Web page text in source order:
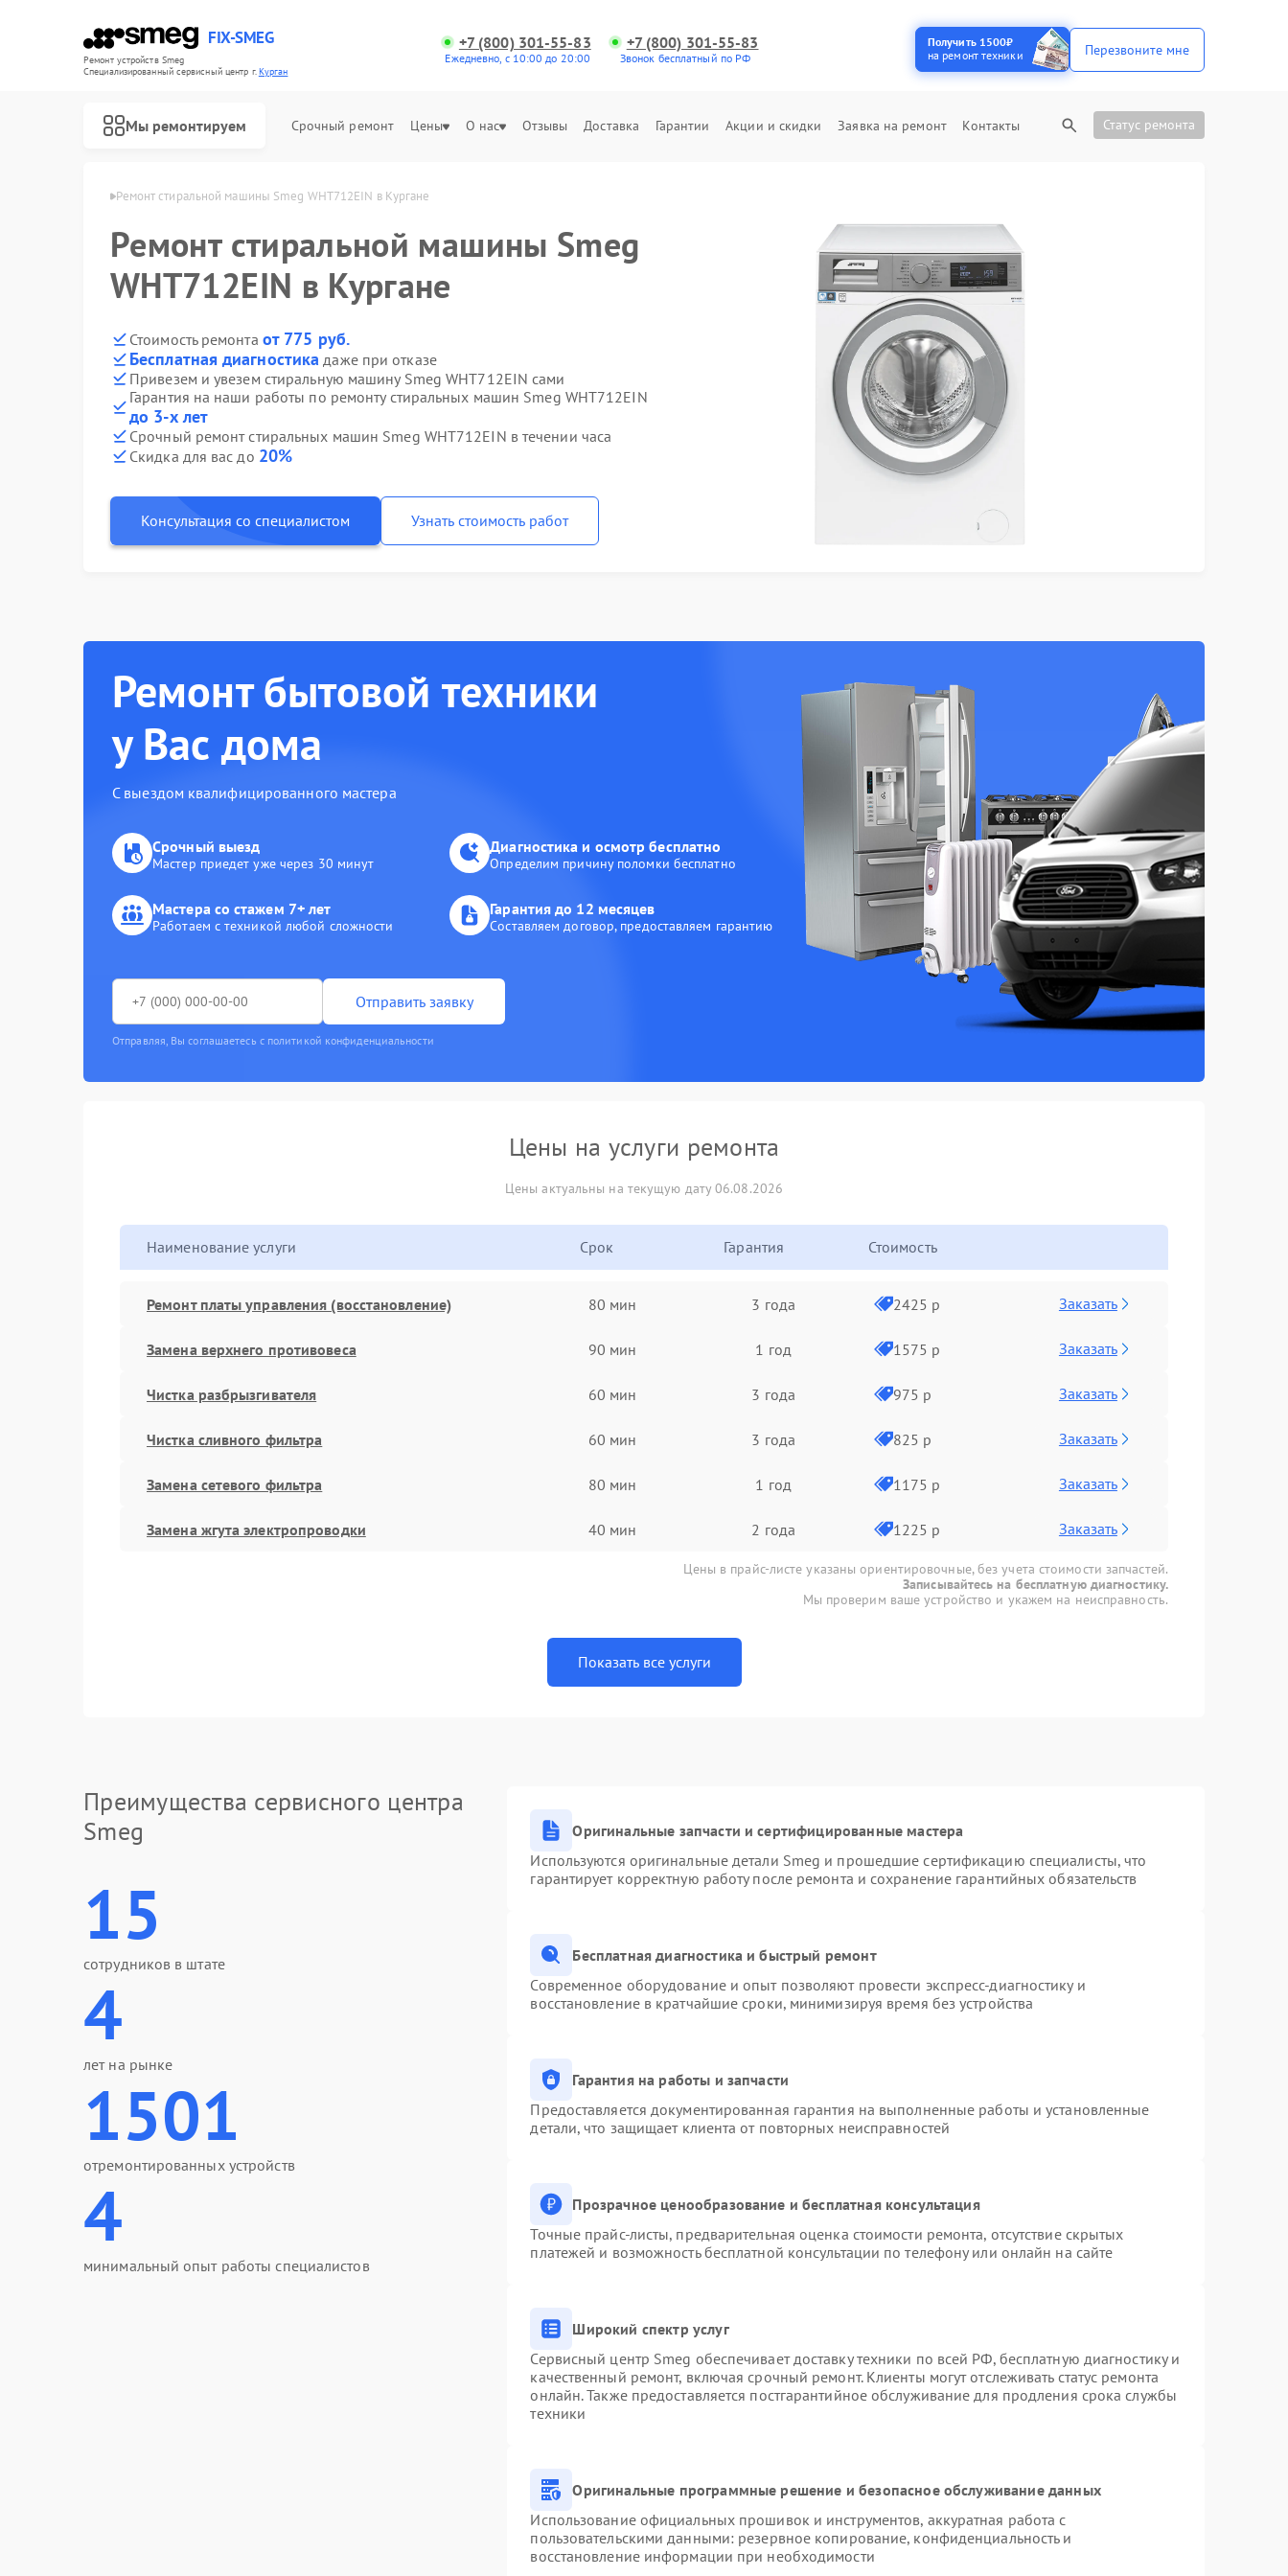
FIX-SMEG
Ремонт устройств Smeg
Специализированный cервисный центр г.Курган
+7 (800) 301-55-83
Ежедневно, с 10:00 до 20:00
+7 (800) 301-55-83
Звонок бесплатный по РФ
Получить 1500₽
на ремонт техники
Перезвоните мне
Мы ремонтируем Срочный ремонт Цены О нас Отзывы Доставка Гарантии Акции и скидки Заявка на ремонт Контакты Статус ремонта
Ремонт стиральной машины Smeg WHT712EIN в Кургане
Ремонт стиральной машины Smeg
WHT712EIN в Кургане
Стоимость ремонта от 775 руб.
Бесплатная диагностика даже при отказе
Привезем и увезем стиральную машину Smeg WHT712EIN сами
Гарантия на наши работы по ремонту стиральных машин Smeg WHT712EIN
до 3-х лет
Срочный ремонт стиральных машин Smeg WHT712EIN в течении часа
Скидка для вас до 20%
Консультация со специалистом Узнать стоимость работ
Ремонт бытовой техники
у Вас дома
С выездом квалифицированного мастера
Срочный выезд
Мастер приедет уже через 30 минут
Диагностика и осмотр бесплатно
Определим причину поломки бесплатно
Мастера со стажем 7+ лет
Работаем с техникой любой сложности
Гарантия до 12 месяцев
Составляем договор, предоставляем гарантию
Отправить заявку
Отправляя, Вы соглашаетесь с политикой конфиденциальности
Цены на услуги ремонта
Цены актуальны на текущую дату 06.08.2026
Наименование услуги Срок Гарантия Стоимость
Ремонт платы управления (восстановление) 80 мин 3 года 2425 р Заказать
Замена верхнего противовеса 90 мин 1 год 1575 р Заказать
Чистка разбрызгивателя 60 мин 3 года 975 р Заказать
Чистка сливного фильтра 60 мин 3 года 825 р Заказать
Замена сетевого фильтра 80 мин 1 год 1175 р Заказать
Замена жгута электропроводки 40 мин 2 года 1225 р Заказать
Цены в прайс-листе указаны ориентировочные, без учета стоимости запчастей.
Записывайтесь на бесплатную диагностику.
Мы проверим ваше устройство и укажем на неисправность.
Показать все услуги
Преимущества сервисного центра
Smeg
15
сотрудников в штате
4
лет на рынке
1501
отремонтированных устройств
4
минимальный опыт работы специалистов
Оригинальные запчасти и сертифицированные мастера
Используются оригинальные детали Smeg и прошедшие сертификацию специалисты, что
гарантирует корректную работу после ремонта и сохранение гарантийных обязательств
Бесплатная диагностика и быстрый ремонт
Современное оборудование и опыт позволяют провести экспресс-диагностику и
восстановление в кратчайшие сроки, минимизируя время без устройства
Гарантия на работы и запчасти
Предоставляется документированная гарантия на выполненные работы и установленные
детали, что защищает клиента от повторных неисправностей
Прозрачное ценообразование и бесплатная консультация
Точные прайс-листы, предварительная оценка стоимости ремонта, отсутствие скрытых
платежей и возможность бесплатной консультации по телефону или онлайн на сайте
Широкий спектр услуг
Сервисный центр Smeg обеспечивает доставку техники по всей РФ, бесплатную диагностику и
качественный ремонт, включая срочный ремонт. Клиенты могут отслеживать статус ремонта
онлайн. Также предоставляется постгарантийное обслуживание для продления срока службы
техники
Оригинальные программные решение и безопасное обслуживание данных
Использование официальных прошивок и инструментов, аккуратная работа с
пользовательскими данными: резервное копирование, конфиденциальность и
восстановление информации при необходимости